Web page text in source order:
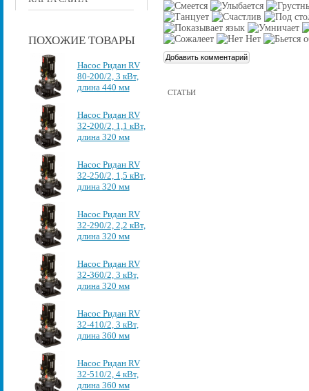
ПОХОЖИЕ ТОВАРЫ
Насос Ридан RV
80-200/2, 3 кВт,
длина 440 мм
Насос Ридан RV
32-200/2, 1,1 кВт,
длина 320 мм
Насос Ридан RV
32-250/2, 1,5 кВт,
длина 320 мм
Насос Ридан RV
32-290/2, 2,2 кВт,
длина 320 мм
Насос Ридан RV
32-360/2, 3 кВт,
длина 320 мм
Насос Ридан RV
32-410/2, 3 кВт,
длина 360 мм
Насос Ридан RV
32-510/2, 4 кВт,
длина 360 мм
СТАТЬИ